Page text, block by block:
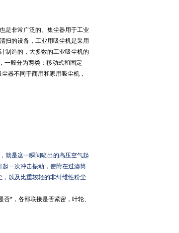
是非常广泛的。集尘器用于工业
扫的设备，工业用吸尘机是采用
制造的，大多数的工业吸尘机的
一般分为两类：移动式和固定
器不同于商用和家用吸尘机，
就是这一瞬间喷出的高压空气起
一次冲击振动，使附在过滤筒
以及比重较轻的非纤维性粉尘
*，各部联接是否紧密，叶轮、